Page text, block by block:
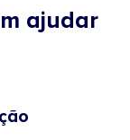
ajudar